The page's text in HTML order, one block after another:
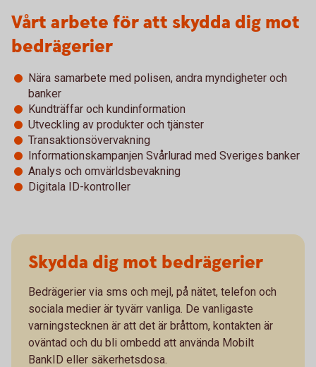
Vårt arbete för att skydda dig mot
bedrägerier
Nära samarbete med polisen, andra myndigheter och
banker
Kundträffar och kundinformation
Utveckling av produkter och tjänster
Transaktionsövervakning
Informationskampanjen Svårlurad med Sveriges banker
Analys och omvärldsbevakning
Digitala ID-kontroller
Skydda dig mot bedrägerier
Bedrägerier via sms och mejl, på nätet, telefon och
sociala medier är tyvärr vanliga. De vanligaste
varningstecknen är att det är bråttom, kontakten är
oväntad och du bli ombedd att använda Mobilt
BankID eller säkerhetsdosa.